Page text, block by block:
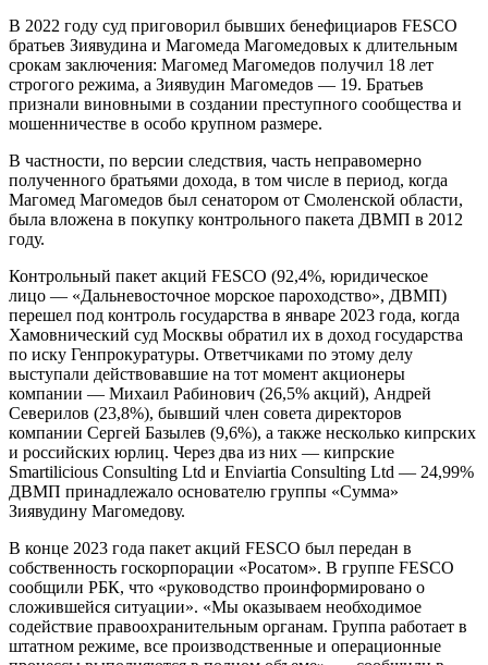
В 2022 году суд приговорил бывших бенефициаров FESCO
братьев Зиявудина и Магомеда Магомедовых к длительным
срокам заключения: Магомед Магомедов получил 18 лет
строгого режима, а Зиявудин Магомедов — 19. Братьев
признали виновными в создании преступного сообщества и
мошенничестве в особо крупном размере.
В частности, по версии следствия, часть неправомерно
полученного братьями дохода, в том числе в период, когда
Магомед Магомедов был сенатором от Смоленской области,
была вложена в покупку контрольного пакета ДВМП в 2012
году.
Контрольный пакет акций FESCO (92,4%, юридическое
лицо — «Дальневосточное морское пароходство», ДВМП)
перешел под контроль государства в январе 2023 года, когда
Хамовнический суд Москвы обратил их в доход государства
по иску Генпрокуратуры. Ответчиками по этому делу
выступали действовавшие на тот момент акционеры
компании — Михаил Рабинович (26,5% акций), Андрей
Северилов (23,8%), бывший член совета директоров
компании Сергей Базылев (9,6%), а также несколько кипрских
и российских юрлиц. Через два из них — кипрские
Smartilicious Consulting Ltd и Enviartia Consulting Ltd — 24,99%
ДВМП принадлежало основателю группы «Сумма»
Зиявудину Магомедову.
В конце 2023 года пакет акций FESCO был передан в
собственность госкорпорации «Росатом». В группе FESCO
сообщили РБК, что «руководство проинформировано о
сложившейся ситуации». «Мы оказываем необходимое
содействие правоохранительным органам. Группа работает в
штатном режиме, все производственные и операционные